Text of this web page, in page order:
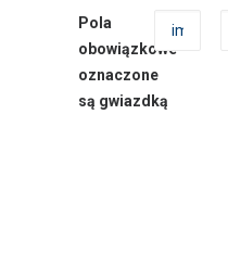
Pola
obowiązkowe
oznaczone
są gwiazdką